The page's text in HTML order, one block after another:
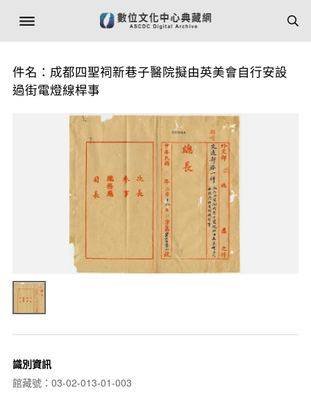
件名：成都四聖祠新巷子醫院擬由英美會自行安設
過街電燈線桿事
識別資訊
館藏號：03-02-013-01-003